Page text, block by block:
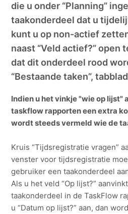
die u onder “Planning”
taakonderdeel dat u
kunt u op non-actief
naast “Veld actief?” open
dat dit onderdeel rood
“Bestaande taken”,
Indien u het vinkje "wie op lijst"
taskflow rapporten een extra
wordt steeds vermeld wie de
Kruis “Tijdsregistratie vragen”
venster voor tijdsregistratie
gebruiker een taakonderdeel
Als u het veld “Op lijst?”
taakonderdeel in de TaskFlow
u “Datum op lijst?” aan, dan